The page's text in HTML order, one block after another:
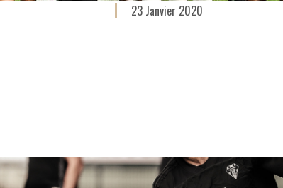
23 Janvier 2020